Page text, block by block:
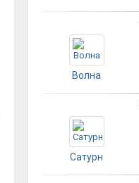
Волна
Сатурн